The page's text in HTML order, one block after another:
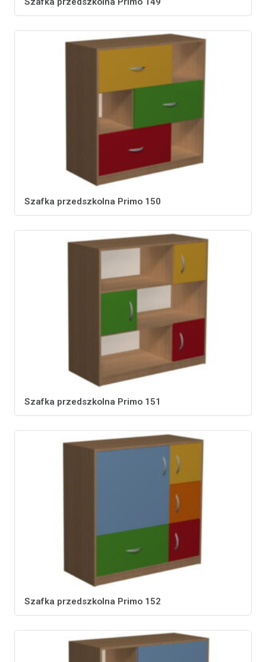
Szafka przedszkolna Primo 150
Szafka przedszkolna Primo 151
Szafka przedszkolna Primo 152